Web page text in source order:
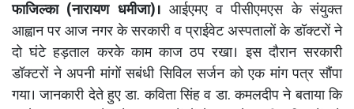
फाजिल्का (नारायण धमीजा)। आईएमए व पीसीएमएस के संयुक्त
आह्वान पर आज नगर के सरकारी व प्राईवेट अस्पतालों के डॉक्टरों ने
दो घंटे हड़ताल करके काम काज ठप रखा। इस दौरान सरकारी
डॉक्टरों ने अपनी मांगों सबंधी सिविल सर्जन को एक मांग पत्र सौंपा
गया। जानकारी देते हुए डा. कविता सिंह व डा. कमलदीप ने बताया कि